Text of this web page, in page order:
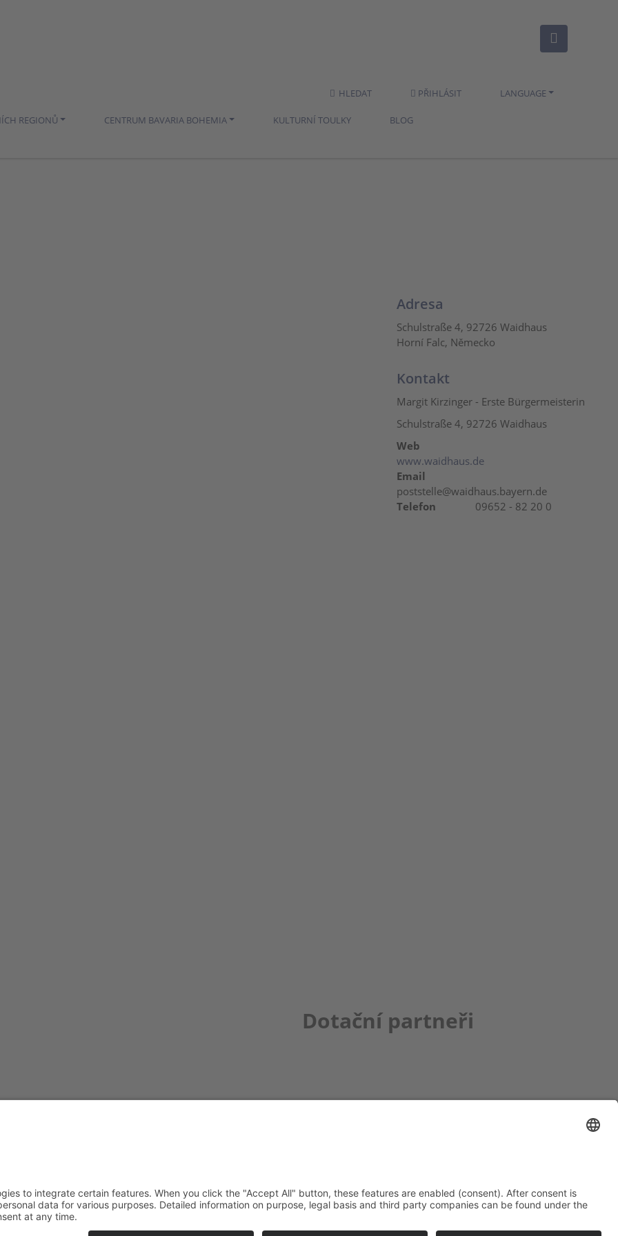
HLEDAT PŘIHLÁSIT LANGUAGE
REGIONŮ CENTRUM BAVARIA BOHEMIA KULTURNÍ TOULKY BLOG
Adresa
Schulstraße 4, 92726 Waidhaus
Horní Falc, Německo
Kontakt
Margit Kirzinger - Erste Bürgermeisterin
Schulstraße 4, 92726 Waidhaus
Web
www.waidhaus.de
Email
poststelle@waidhaus.bayern.de
Telefon
09652 - 82 20 0
Dotační partneři
Freyung 1, 92539 Schönsee
Tel.:+49 (0)9674 / 92 48 78
veronika.hofinger@cebb.de